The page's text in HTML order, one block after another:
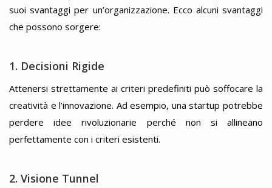
suoi svantaggi per un’organizzazione. Ecco alcuni svantaggi
che possono sorgere:
1. Decisioni Rigide
Attenersi strettamente ai criteri predefiniti può soffocare la
creatività e l’innovazione. Ad esempio, una startup potrebbe
perdere idee rivoluzionarie perché non si allineano
perfettamente con i criteri esistenti.
2. Visione Tunnel